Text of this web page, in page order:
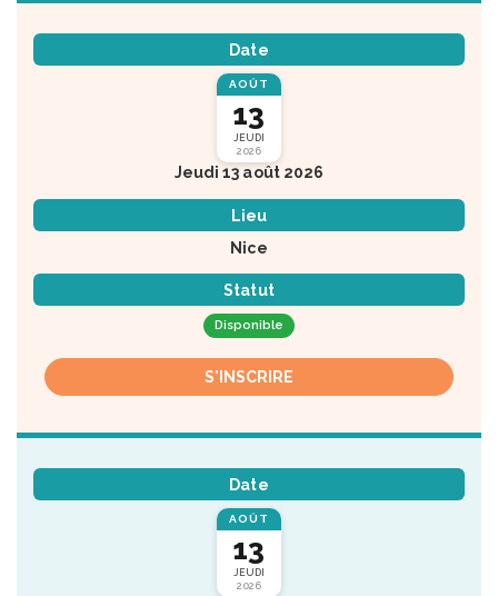
Date
AOÛT
13
JEUDI
2026
Jeudi 13 août 2026
Lieu
Nice
Statut
Disponible
S'INSCRIRE
Date
AOÛT
13
JEUDI
2026